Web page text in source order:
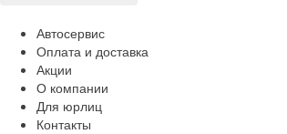
Автосервис
Оплата и доставка
Акции
О компании
Для юрлиц
Контакты